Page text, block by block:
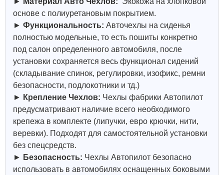
основе с полиуретановым покрытием.
► Функциональность: Авточехлы на сиденья
полностью модельные, то есть пошиты конкретно
под салон определенного автомобиля, после
установки сохраняется весь функционал сидений
(складывание спинок, регулировки, изофикс, ремни
безопасности, подлокотники и тд.)
► Крепление Чехлов: Чехлы фабрики Автопилот
предусматривают наличие всего необходимого
крепежа в комплекте (липучки, евро крючки, нити,
веревки). Подходят для самостоятельной установки
без спецсредств.
► Безопасность: Чехлы Автопилот безопасно
использовать в автомобилях оснащенных боковыми